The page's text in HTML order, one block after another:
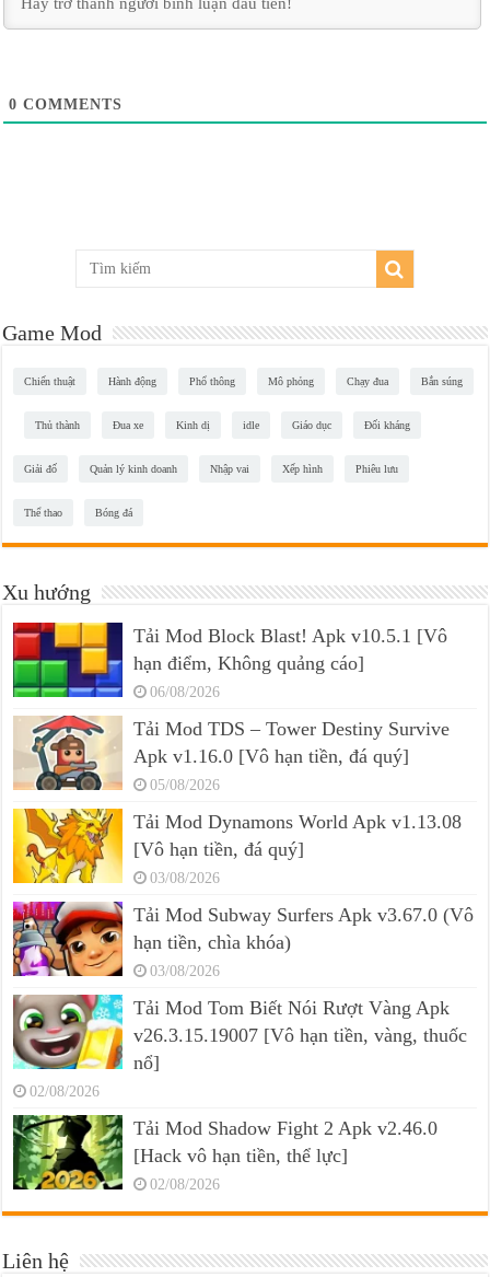
0 COMMENTS
Game Mod
Chiến thuật Hành động Phổ thông Mô phỏng Chạy đua Bắn súng
Thủ thành Đua xe Kinh dị idle Giáo dục Đối kháng
Giải đố Quản lý kinh doanh Nhập vai Xếp hình Phiêu lưu
Thể thao Bóng đá
Xu hướng
Tải Mod Block Blast! Apk v10.5.1 [Vô
hạn điểm, Không quảng cáo]
06/08/2026
Tải Mod TDS – Tower Destiny Survive
Apk v1.16.0 [Vô hạn tiền, đá quý]
05/08/2026
Tải Mod Dynamons World Apk v1.13.08
[Vô hạn tiền, đá quý]
03/08/2026
Tải Mod Subway Surfers Apk v3.67.0 (Vô
hạn tiền, chìa khóa)
03/08/2026
Tải Mod Tom Biết Nói Rượt Vàng Apk
v26.3.15.19007 [Vô hạn tiền, vàng, thuốc
nổ]
02/08/2026
Tải Mod Shadow Fight 2 Apk v2.46.0
[Hack vô hạn tiền, thể lực]
02/08/2026
Liên hệ